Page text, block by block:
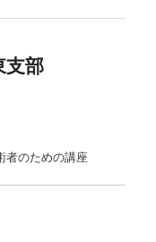
支部
者のための講座